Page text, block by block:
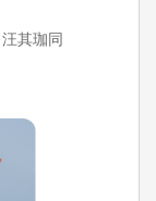
其珈同